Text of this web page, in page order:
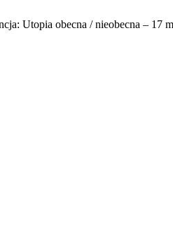
Utopia obecna / nieobecna – 17